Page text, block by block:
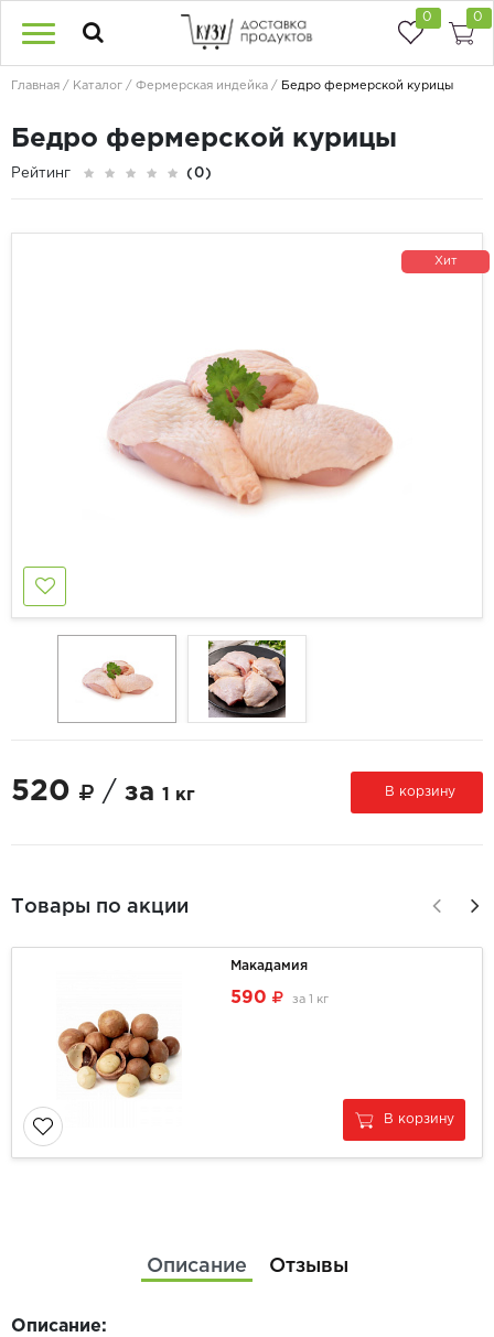
0 0
Главная Каталог Фермерская индейка Бедро фермерской курицы
Бедро фермерской курицы
Рейтинг (0)
Хит
520 / за 1 кг В корзину
Товары по акции
Макадамия
590 за 1 кг
В корзину
Описание Отзывы
Описание: